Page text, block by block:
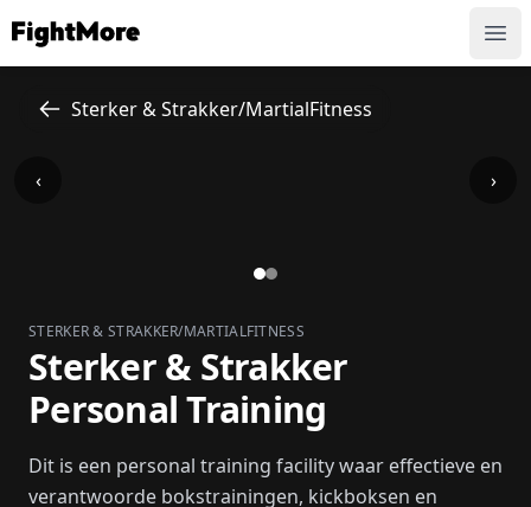
FightMore
Sterker & Strakker/MartialFitness
‹ ›
STERKER & STRAKKER/MARTIALFITNESS
Sterker & Strakker
Personal Training
Dit is een personal training facility waar effectieve en
verantwoorde bokstrainingen, kickboksen en